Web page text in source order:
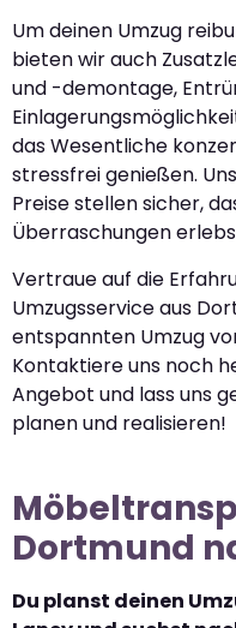
Um deinen Umzug
bieten wir auch
und -demontage,
das Wesentliche
stressfrei genießen.
Preise stellen sicher,
Überraschungen
Vertraue auf die
Umzugsservice aus
entspannten Umzug
Kontaktiere uns noch
Angebot und lass uns
planen und realisieren!
Dortmund
Du planst deinen